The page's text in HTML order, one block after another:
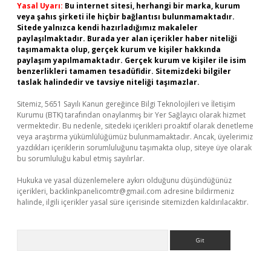
Yasal Uyarı: Bu internet sitesi, herhangi bir marka, kurum
veya şahıs şirketi ile hiçbir bağlantısı bulunmamaktadır.
Sitede yalnızca kendi hazırladığımız makaleler
paylaşılmaktadır. Burada yer alan içerikler haber niteliği
taşımamakta olup, gerçek kurum ve kişiler hakkında
paylaşım yapılmamaktadır. Gerçek kurum ve kişiler ile isim
benzerlikleri tamamen tesadüfidir. Sitemizdeki bilgiler
taslak halindedir ve tavsiye niteliği taşımazlar.
Sitemiz, 5651 Sayılı Kanun gereğince Bilgi Teknolojileri ve İletişim
Kurumu (BTK) tarafından onaylanmış bir Yer Sağlayıcı olarak hizmet
vermektedir. Bu nedenle, sitedeki içerikleri proaktif olarak denetleme
veya araştırma yükümlülüğümüz bulunmamaktadır. Ancak, üyelerimiz
yazdıkları içeriklerin sorumluluğunu taşımakta olup, siteye üye olarak
bu sorumluluğu kabul etmiş sayılırlar.
Hukuka ve yasal düzenlemelere aykırı olduğunu düşündüğünüz
içerikleri, backlinkpanelicomtr@gmail.com adresine bildirmeniz
halinde, ilgili içerikler yasal süre içerisinde sitemizden kaldırılacaktır.